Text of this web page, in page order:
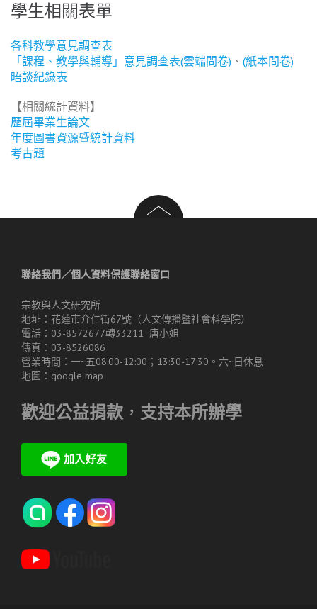
學生相關表單
各科教學意見調查表
「課程、教學與輔導」意見調查表(雲端問卷) 、 (紙本問卷)
晤談紀錄表
【相關統計資料】
歷屆畢業生論文
年度圖書資源暨統計資料
考古題
聯絡我們／個人資料保護聯絡窗口
宗教與人文研究所
地址：花蓮市介仁街67號（人文傳播暨社會科學院）
電話：03-8572677轉33211 唐小姐
傳真：03-8526086
營業時間：一~五08:00-12:00；13:30-17:30。六~日休息
地圖： google map
歡迎公益捐款 ， 支持本所辦學